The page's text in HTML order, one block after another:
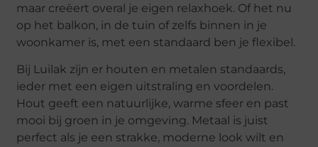
maar creëert overal je eigen relaxhoek. Of het nu
op het balkon, in de tuin of zelfs binnen in je
woonkamer is, met een standaard ben je flexibel.
Bij Luilak zijn er houten en metalen standaards,
ieder met een eigen uitstraling en voordelen.
Hout geeft een natuurlijke, warme sfeer en past
mooi bij groen in je omgeving. Metaal is juist
perfect als je een strakke, moderne look wilt en